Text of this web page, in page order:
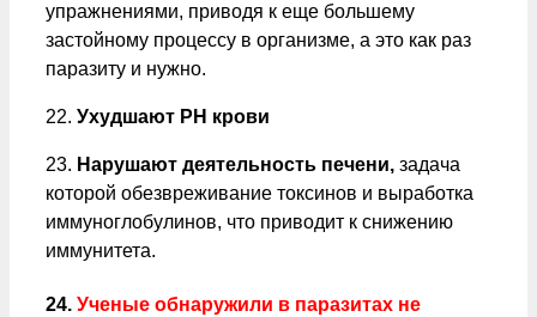
упражнениями, приводя к еще большему
застойному процессу в организме, а это как раз
паразиту и нужно.
22. Ухудшают PH крови
23. Нарушают деятельность печени, задача
которой обезвреживание токсинов и выработка
иммуноглобулинов, что приводит к снижению
иммунитета.
24. Ученые обнаружили в паразитах не